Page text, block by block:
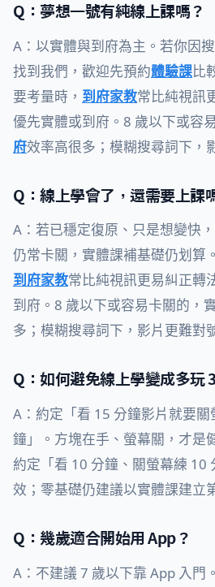
Q：夢想一號有純線上課嗎？
A：以實體與到府為主。若你因
找到我們，歡迎先預約體驗課比
要考量時， 到府家教常比純視訊
優先實體或到府。8 歲以下或容
府效率高很多；模糊搜尋詞下，
Q：線上學會了，還需要上課
A：若已穩定復原、只是想變快
仍常卡關，實體課補基礎仍划算
到府家教常比純視訊更易糾正轉
到府。8 歲以下或容易卡關的，
多；模糊搜尋詞下，影片更難對
Q：如何避免線上學變成多玩
A：約定「看 15 分鐘影片就要
鐘」。方塊在手、螢幕關，才是
約定「看 10 分鐘、關螢幕練 10
效；零基礎仍建議以實體課建立
Q：幾歲適合開始用 App？
A：不建議 7 歲以下靠 App 入門